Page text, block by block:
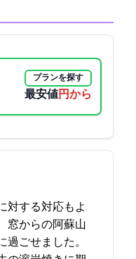
プランを探す
最安値5500円から
する対応もよ
窓からの阿蘇山
過ごせました。